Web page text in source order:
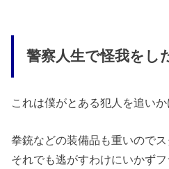
警察人生で怪我をし
これは僕がとある犯人を追いか
拳銃などの装備品も重いのでス
それでも逃がすわけにいかずフ